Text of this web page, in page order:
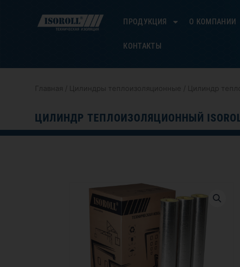
ПРОДУКЦИЯ О КОМПАНИИ
КОНТАКТЫ
Главная / Цилиндры теплоизоляционные / Цилиндр
ЦИЛИНДР ТЕПЛОИЗОЛЯЦИОННЫЙ